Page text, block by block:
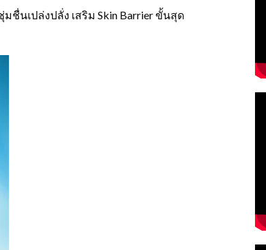
ชื่นเปล่งปลั่ง เสริม Skin Barrier ขั้นสุด